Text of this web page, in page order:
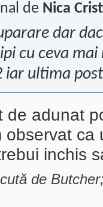
de Nica
dar
cu ceva
iar ultima
de adunat
observat
inchis
de